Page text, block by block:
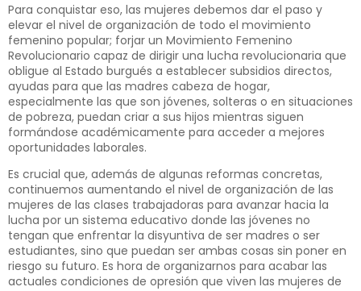
Para conquistar eso, las mujeres debemos dar el paso y
elevar el nivel de organización de todo el movimiento
femenino popular; forjar un Movimiento Femenino
Revolucionario capaz de dirigir una lucha revolucionaria que
obligue al Estado burgués a establecer subsidios directos,
ayudas para que las madres cabeza de hogar,
especialmente las que son jóvenes, solteras o en situaciones
de pobreza, puedan criar a sus hijos mientras siguen
formándose académicamente para acceder a mejores
oportunidades laborales.
Es crucial que, además de algunas reformas concretas,
continuemos aumentando el nivel de organización de las
mujeres de las clases trabajadoras para avanzar hacia la
lucha por un sistema educativo donde las jóvenes no
tengan que enfrentar la disyuntiva de ser madres o ser
estudiantes, sino que puedan ser ambas cosas sin poner en
riesgo su futuro. Es hora de organizarnos para acabar las
actuales condiciones de opresión que viven las mujeres de